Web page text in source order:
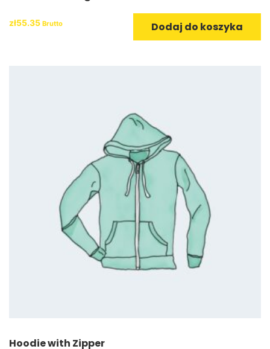
Quick View
zł55.35 Brutto Dodaj do koszyka
Hoodie with Zipper